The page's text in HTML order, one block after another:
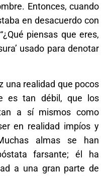
Entonces, cuando
en desacuerdo con
piensas que eres,
usado para denotar
una realidad que pocos
es tan débil, que los
a sí mismos como
en realidad impíos y
almas se han
farsante; él ha
a una gran parte de